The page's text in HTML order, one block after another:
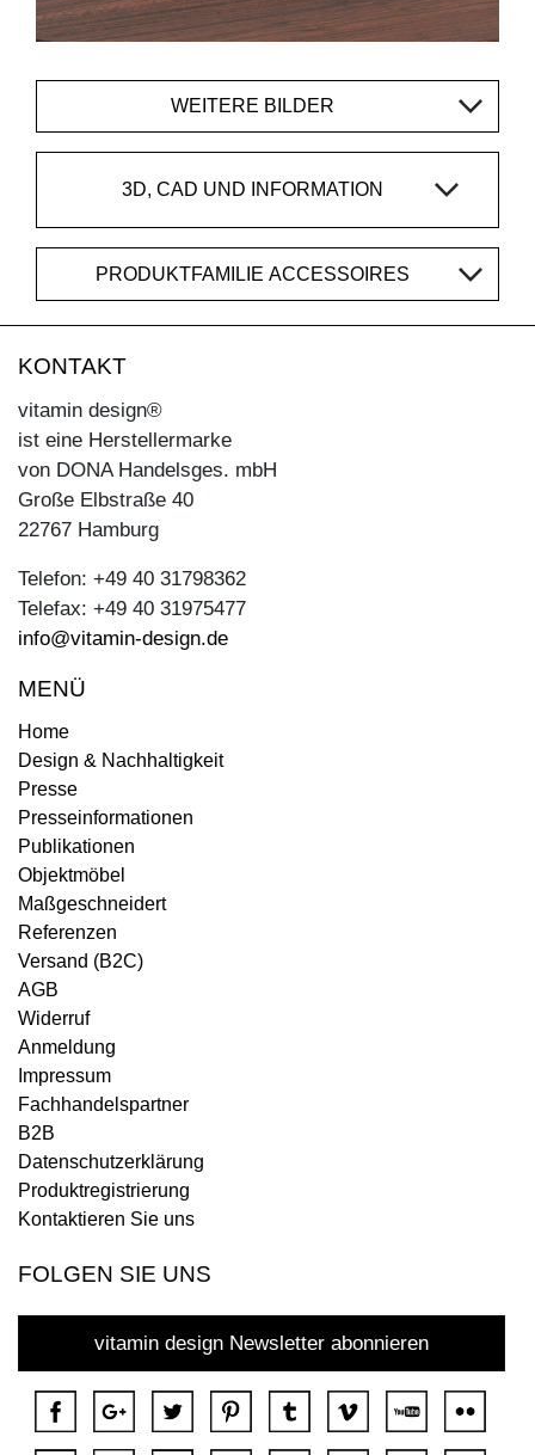
WEITERE BILDER
3D, CAD UND INFORMATION
PRODUKTFAMILIE ACCESSOIRES
KONTAKT
vitamin design®
ist eine Herstellermarke
von DONA Handelsges. mbH
Große Elbstraße 40
22767 Hamburg
Telefon: +49 40 31798362
Telefax: +49 40 31975477
info@vitamin-design.de
MENÜ
Home
Design & Nachhaltigkeit
Presse
Presseinformationen
Publikationen
Objektmöbel
Maßgeschneidert
Referenzen
Versand (B2C)
AGB
Widerruf
Anmeldung
Impressum
Fachhandelspartner
B2B
Datenschutzerklärung
Produktregistrierung
Kontaktieren Sie uns
FOLGEN SIE UNS
vitamin design Newsletter abonnieren